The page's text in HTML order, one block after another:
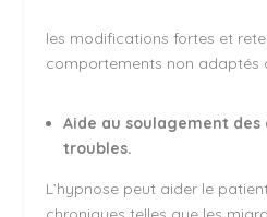
les modifications fortes et
comportements non adaptés
Aide au soulagement
troubles.
L’hypnose peut aider le